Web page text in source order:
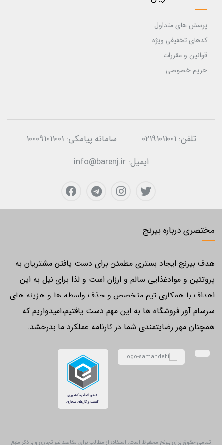
پرسش های متداول
کدهای تخفیفی ویژه
قوانین و مقررات
حریم خصوصی
تلفن:02191011001 سامانه پیامکی:100091011001
ایمیل:info@barenj.ir
مختصری درباره بیرنج
هدف بیرنج ایجاد بستری مطمئن برای دست یافتن مشتریان به
پروتئین و موادغذایی سالم و ارزان است و لذا برای نیل به این
اهداف با همکاری تیم متخصص و حذف واسطه ها و هزینه های
سرسام آور فروشگاه ها به این مهم دست یافتیم،امیدواریم که
همچنان مهر رضایتمندی شما در کارنامه عملکرد ما بدرخشد.
تمامی حقوق برای بیرنج محفوظ است. استفاده از مطالب برای مقاصد غیر تجاری و با ذکر منبع